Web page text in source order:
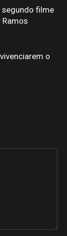
segundo filme
o